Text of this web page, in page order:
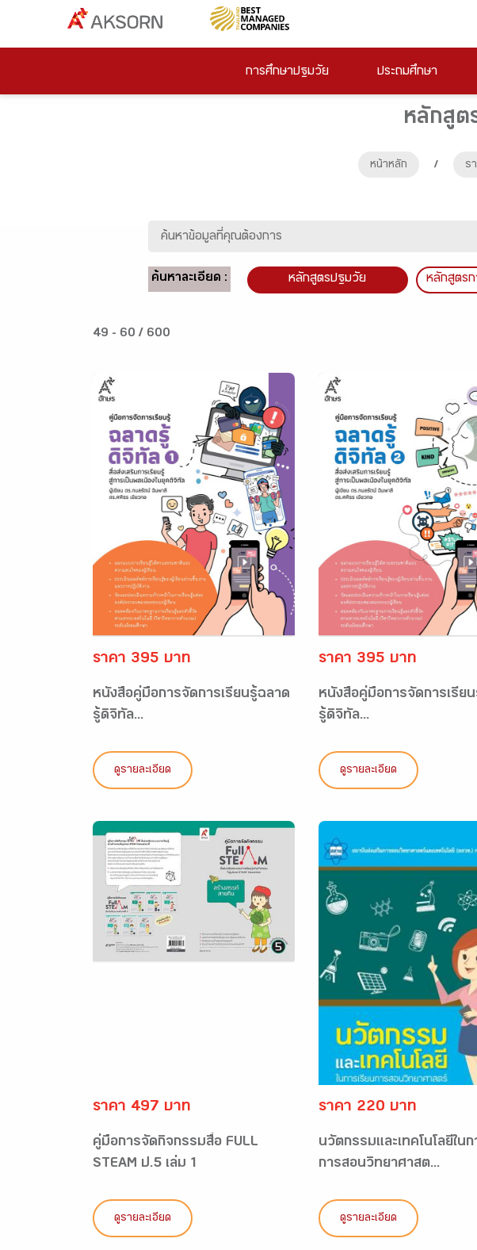
การศึกษาปฐมวัย ประถมศึกษา
หลักสูต
หน้าหลัก / ร
ค้นหาละเอียด : หลักสูตรปฐมวัย หลักสูตร
49 - 60 / 600
ราคา 395 บาท
หนังสือคู่มือการจัดการเรียนรู้ฉลาด
รู้ดิจิทัล...
ดูรายละเอียด
ราคา 395 บาท
หนังสือคู่มือการจัดการเรีย
รู้ดิจิทัล...
ดูรายละเอียด
ราคา 497 บาท
คู่มือการจัดกิจกรรมสื่อ FULL
STEAM ป.5 เล่ม 1
ดูรายละเอียด
ราคา 220 บาท
นวัตกรรมและเทคโนโลยีในก
การสอนวิทยาศาสต...
ดูรายละเอียด